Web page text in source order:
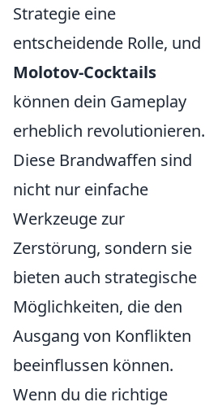
Strategie eine
entscheidende Rolle, und
Molotov-Cocktails
können dein Gameplay
erheblich revolutionieren.
Diese Brandwaffen sind
nicht nur einfache
Werkzeuge zur
Zerstörung, sondern sie
bieten auch strategische
Möglichkeiten, die den
Ausgang von Konflikten
beeinflussen können.
Wenn du die richtige